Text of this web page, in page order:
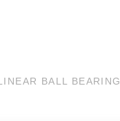
BALL BEARING